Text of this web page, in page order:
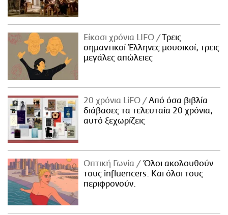
Είκοσι χρόνια LIFO
Tρεις
σημαντικοί Έλληνες μουσικοί, τρεις
μεγάλες απώλειες
20 χρόνια LiFO
Από όσα βιβλία
διάβασες τα τελευταία 20 χρόνια,
αυτό ξεχωρίζεις
Οπτική Γωνία
Όλοι ακολουθούν
τους influencers. Και όλοι τους
περιφρονούν.